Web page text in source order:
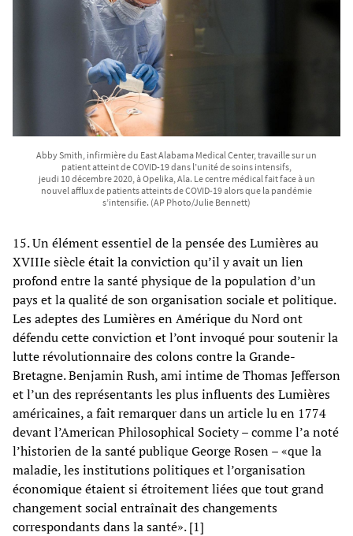
Abby Smith, infirmière du East Alabama Medical Center, travaille sur un
patient atteint de COVID-19 dans l’unité de soins intensifs,
jeudi 10 décembre 2020, à Opelika, Ala. Le centre médical fait face à un
nouvel afflux de patients atteints de COVID-19 alors que la pandémie
s’intensifie. (AP Photo/Julie Bennett)
15. Un élément essentiel de la pensée des Lumières au
XVIIIe siècle était la conviction qu’il y avait un lien
profond entre la santé physique de la population d’un
pays et la qualité de son organisation sociale et politique.
Les adeptes des Lumières en Amérique du Nord ont
défendu cette conviction et l’ont invoqué pour soutenir la
lutte révolutionnaire des colons contre la Grande-
Bretagne. Benjamin Rush, ami intime de Thomas Jefferson
et l’un des représentants les plus influents des Lumières
américaines, a fait remarquer dans un article lu en 1774
devant l’American Philosophical Society – comme l’a noté
l’historien de la santé publique George Rosen – «que la
maladie, les institutions politiques et l’organisation
économique étaient si étroitement liées que tout grand
changement social entraînait des changements
correspondants dans la santé». [1]